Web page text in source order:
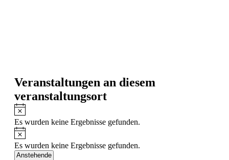
Veranstaltungen an diesem
veranstaltungsort
Hinweis
Es wurden keine Ergebnisse gefunden.
Hinweis
Es wurden keine Ergebnisse gefunden.
Anstehende Datum